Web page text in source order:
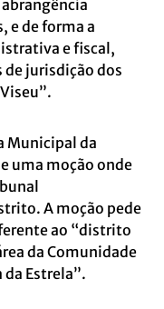
e de forma a
e fiscal,
de jurisdição dos
Municipal da
uma moção onde
A moção pede
ao “distrito
da Comunidade
Estrela”.